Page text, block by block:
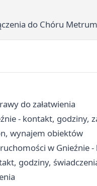
do Chóru
do załatwienia
- kontakt, godziny,
wynajem obiektów
w Gnieźnie
godziny,